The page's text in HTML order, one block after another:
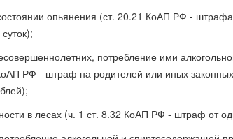
опьянения (ст. 20.21 КоАП РФ -
потребление ими
РФ - штраф на родителей или иных
в лесах (ч. 1 ст. 8.32 КоАП РФ - штраф от